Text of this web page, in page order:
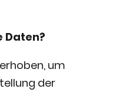
Daten?
um
der